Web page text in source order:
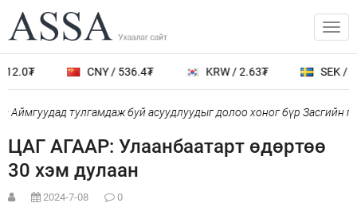
CNY / 536.4₮ KRW / 2.63₮ SEK /
тулгамдаж буй асуудлуудыг долоо хоног бүр Засгийн
ЦАГ АГААР: Улаанбаатарт өдөртөө
30 хэм дулаан
2024-7-08 0